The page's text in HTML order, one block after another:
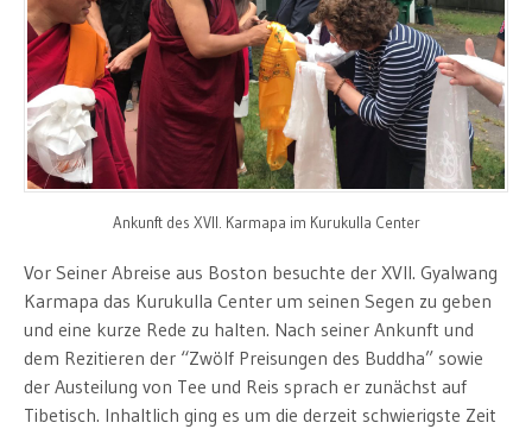
Ankunft des XVII. Karmapa im Kurukulla Center
Vor Seiner Abreise aus Boston besuchte der XVII. Gyalwang
Karmapa das Kurukulla Center um seinen Segen zu geben
und eine kurze Rede zu halten. Nach seiner Ankunft und
dem Rezitieren der “Zwölf Preisungen des Buddha” sowie
der Austeilung von Tee und Reis sprach er zunächst auf
Tibetisch. Inhaltlich ging es um die derzeit schwierigste Zeit